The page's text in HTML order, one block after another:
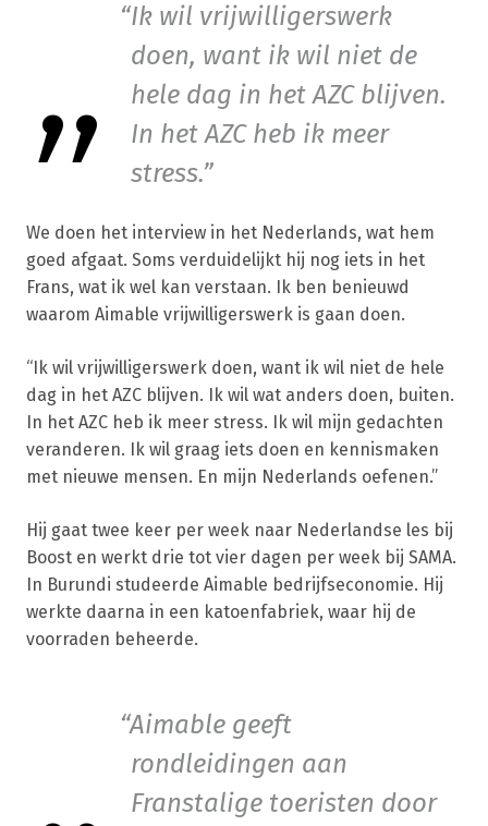
Ik wil vrijwilligerswerk
doen, want ik wil niet de
hele dag in het AZC blijven.
In het AZC heb ik meer
stress.
We doen het interview in het Nederlands, wat hem
goed afgaat. Soms verduidelijkt hij nog iets in het
Frans, wat ik wel kan verstaan. Ik ben benieuwd
waarom Aimable vrijwilligerswerk is gaan doen.
“Ik wil vrijwilligerswerk doen, want ik wil niet de hele
dag in het AZC blijven. Ik wil wat anders doen, buiten.
In het AZC heb ik meer stress. Ik wil mijn gedachten
veranderen. Ik wil graag iets doen en kennismaken
met nieuwe mensen. En mijn Nederlands oefenen.”
Hij gaat twee keer per week naar Nederlandse les bij
Boost en werkt drie tot vier dagen per week bij SAMA.
In Burundi studeerde Aimable bedrijfseconomie. Hij
werkte daarna in een katoenfabriek, waar hij de
voorraden beheerde.
Aimable geeft
rondleidingen aan
Franstalige toeristen door